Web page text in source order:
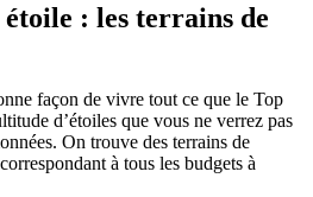
: les terrains de
façon de vivre tout ce que le Top
d’étoiles que vous ne verrez pas
On trouve des terrains de
à tous les budgets à